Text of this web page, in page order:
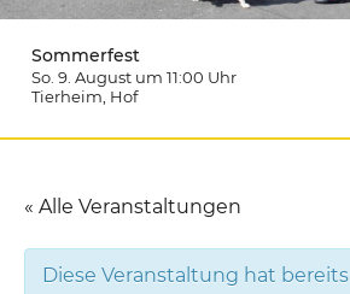
Sommerfest
So. 9. August um 11:00 Uhr
Tierheim , Hof
« Alle Veranstaltungen
Diese Veranstaltung hat bereits